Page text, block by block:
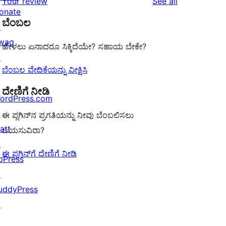
reviews
star
reviews
ಬೆಂಬಲ
ಹೇಳಲು ಏನಾದರೂ ಸಿಕ್ಕಿದೆಯೇ? ಸಹಾಯ ಬೇಕೇ?
ಬೆಂಬಲ ವೇದಿಕೆಯನ್ನು ವೀಕ್ಷಿಸಿ
ದೇಣಿಗೆ ನೀಡಿ
ಈ ಪ್ಲಗಿನ್‌ನ ಪ್ರಗತಿಯನ್ನು ನೀವು ಬೆಂಬಲಿಸಲು
ಬಯಸುವಿರಾ?
ಈ ಪ್ಲಗಿನ್‌ಗೆ ದೇಣಿಗೆ ನೀಡಿ